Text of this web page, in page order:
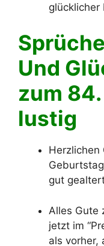
glücklicher
Sprüche
Und
zum
lustig
Herzlichen
gut
Alles Gute
jetzt im
als vorher,